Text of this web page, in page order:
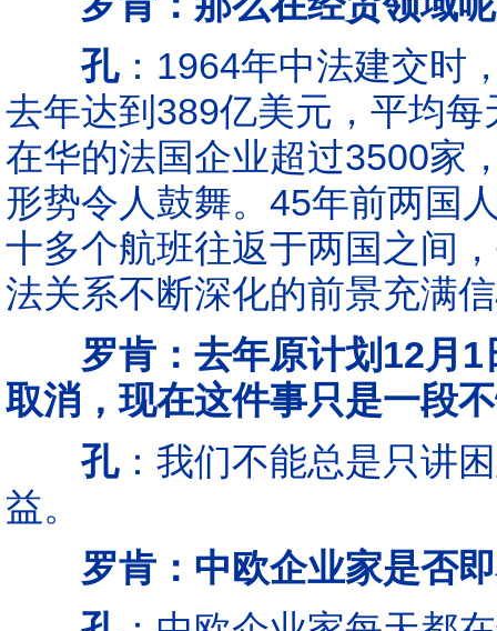
孔：1964年中法建交时
去年达到389亿美元，平均
在华的法国企业超过3500家
形势令人鼓舞。45年前两国
十多个航班往返于两国之间
法关系不断深化的前景充满
罗肯：去年原计划12月
取消，现在这件事只是一段
孔：我们不能总是只讲
益。
罗肯：中欧企业家是否